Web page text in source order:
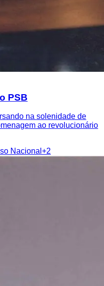
PSB
na solenidade de
ao revolucionário
Nacional +2